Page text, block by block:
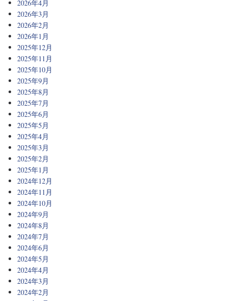
2026年4月
2026年3月
2026年2月
2026年1月
2025年12月
2025年11月
2025年10月
2025年9月
2025年8月
2025年7月
2025年6月
2025年5月
2025年4月
2025年3月
2025年2月
2025年1月
2024年12月
2024年11月
2024年10月
2024年9月
2024年8月
2024年7月
2024年6月
2024年5月
2024年4月
2024年3月
2024年2月